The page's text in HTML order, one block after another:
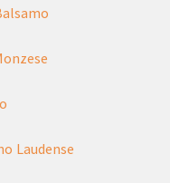
Laudense